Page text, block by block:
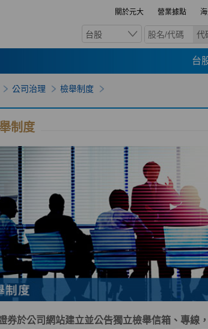
關於元大 營業據點
台股 代
台
公司治理 檢舉制度
制度
券於公司網站建立並公告獨立檢舉信箱、專線